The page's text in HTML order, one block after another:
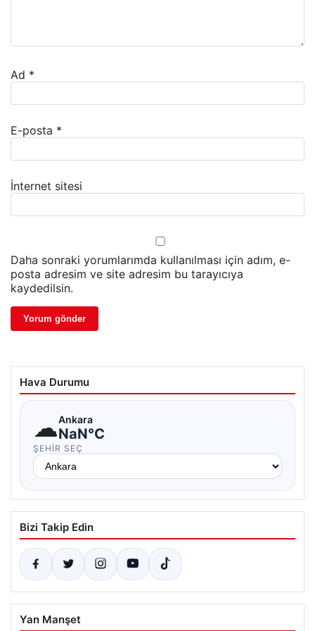
Ad *
E-posta *
İnternet sitesi
Daha sonraki yorumlarımda kullanılması için adım, e-
posta adresim ve site adresim bu tarayıcıya
kaydedilsin.
Hava Durumu
☁Ankara
NaN°C
ŞEHIR SEÇ
Bizi Takip Edin
Yan Manşet